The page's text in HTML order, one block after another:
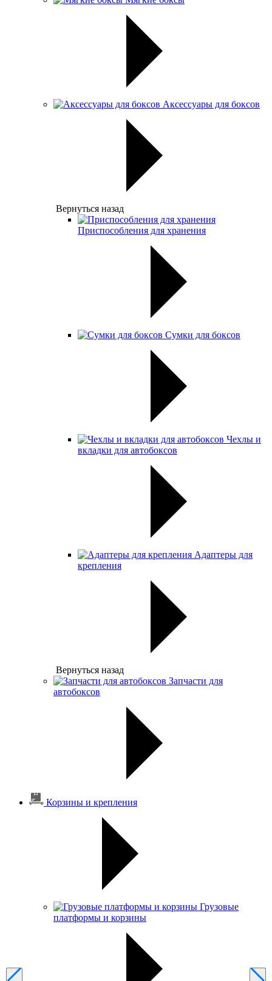
Аксессуары для боксов
Вернуться назад
Приспособления для хранения
Сумки для боксов
Чехлы и
вкладки для автобоксов
Адаптеры для
крепления
Вернуться назад
Запчасти для
автобоксов
Корзины и крепления
Грузовые
платформы и корзины